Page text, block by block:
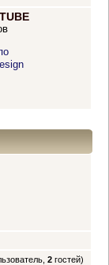
2 гостей)